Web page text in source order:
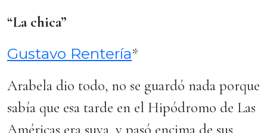
“La chica”
Gustavo Rentería*
Arabela dio todo, no se guardó nada porque
sabía que esa tarde en el Hipódromo de Las
Américas era suya, y pasó encima de sus